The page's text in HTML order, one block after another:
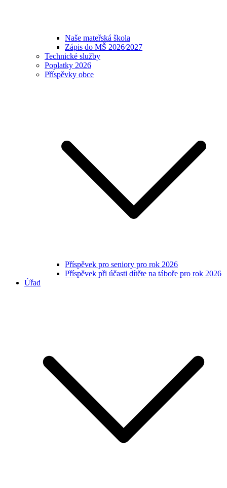
Naše mateřská škola
Zápis do MŠ 2026⁄2027
Technické služby
Poplatky 2026
Příspěvky obce
Příspěvek pro seniory pro rok 2026
Příspěvek při účasti dítěte na táboře pro rok 2026
Úřad